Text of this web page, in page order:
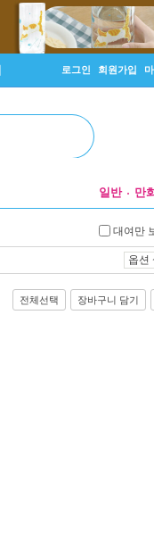
로그인 회원가입
일반 만
대여만
옵션
전체선택 장바구니 담기